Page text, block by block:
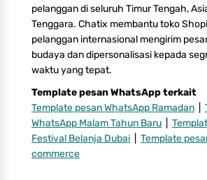
pelanggan di seluruh Timur Tengah,
Tenggara. Chatix membantu toko
pelanggan internasional mengirim
budaya dan dipersonalisasi kepada
waktu yang tepat.
Template pesan WhatsApp terkait
Template pesan WhatsApp Ramadan
WhatsApp Malam Tahun Baru
Festival Belanja Dubai
Template
commerce